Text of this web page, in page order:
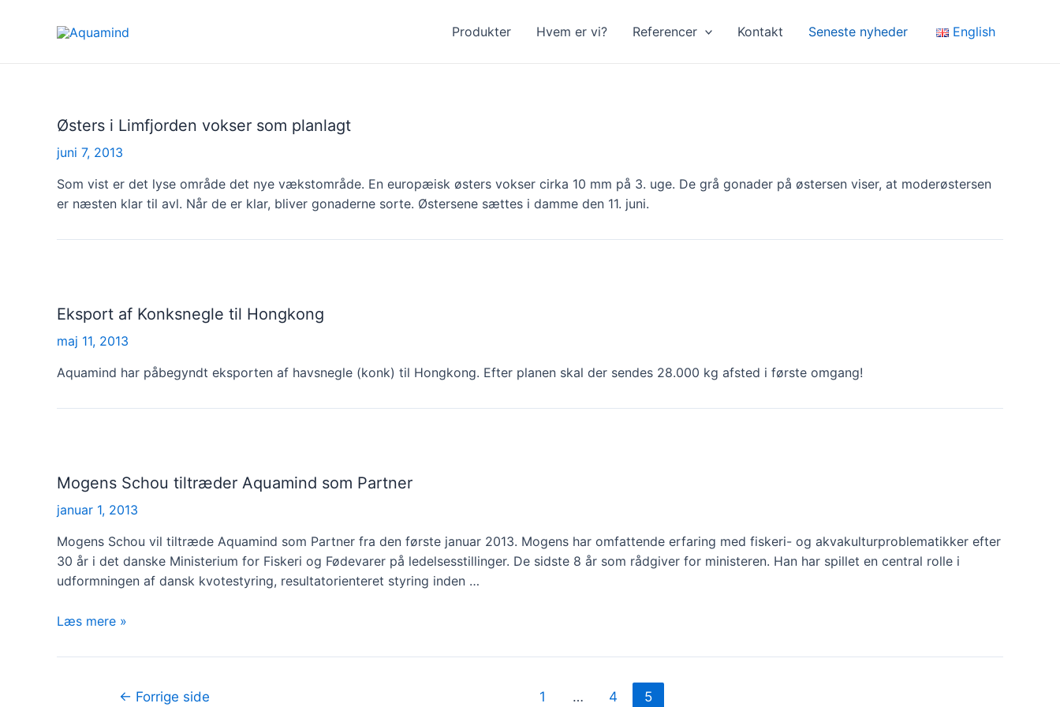
Produkter Hvem er vi? Referencer Kontakt Seneste nyheder English
Østers i Limfjorden vokser som planlagt
juni 7, 2013
Som vist er det lyse område det nye vækstområde. En europæisk østers vokser cirka 10 mm på 3. uge. De grå gonader på østersen viser, at moderøstersen
er næsten klar til avl. Når de er klar, bliver gonaderne sorte. Østersene sættes i damme den 11. juni.
Eksport af Konksnegle til Hongkong
maj 11, 2013
Aquamind har påbegyndt eksporten af havsnegle (konk) til Hongkong. Efter planen skal der sendes 28.000 kg afsted i første omgang!
Mogens Schou tiltræder Aquamind som Partner
januar 1, 2013
Mogens Schou vil tiltræde Aquamind som Partner fra den første januar 2013. Mogens har omfattende erfaring med fiskeri- og akvakulturproblematikker efter
30 år i det danske Ministerium for Fiskeri og Fødevarer på ledelsesstillinger. De sidste 8 år som rådgiver for ministeren. Han har spillet en central rolle i
udformningen af dansk kvotestyring, resultatorienteret styring inden …
Mogens
tiltræder
Læs mere »
Indlægsinddeling
← Forrige side 1 … 4 5